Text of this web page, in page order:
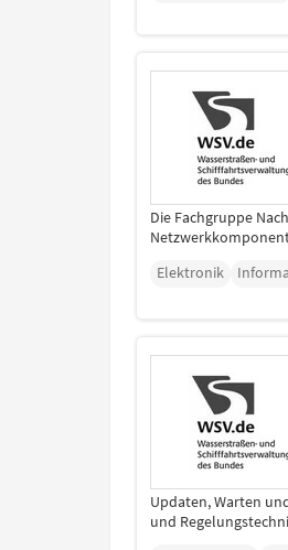
Die Fachgruppe
Elektronik
Updaten, Warten
und